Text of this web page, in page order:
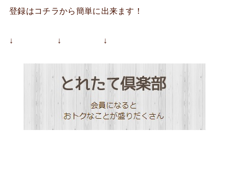
登録はコチラから簡単に出来ます！
↓ ↓ ↓